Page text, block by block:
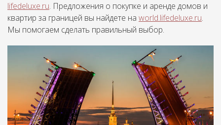
lifedeluxe.ru. Предложения о покупке и аренде домов и
квартир за границей вы найдете на world.lifedeluxe.ru.
Мы помогаем сделать правильный выбор.